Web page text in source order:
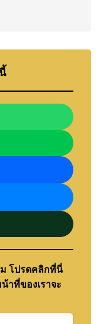
ม โปรดคลิกที่นี่
าที่ของเราจะ